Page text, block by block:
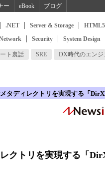
ー eBook ブログ
.NET Server & Storage
Security System Design
ト裏話 SRE DX時代のエンジ
タディレクトリを実現する「
クトリを実現する「